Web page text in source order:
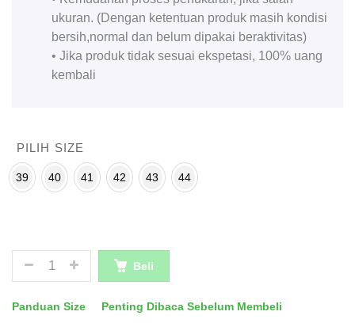
ukuran. (Dengan ketentuan produk masih kondisi
bersih,normal dan belum dipakai beraktivitas)
• Jika produk tidak sesuai ekspetasi, 100% uang
kembali
PILIH SIZE
39 40 41 42 43 44
JUMLAH Beli
Panduan Size Penting Dibaca Sebelum Membeli